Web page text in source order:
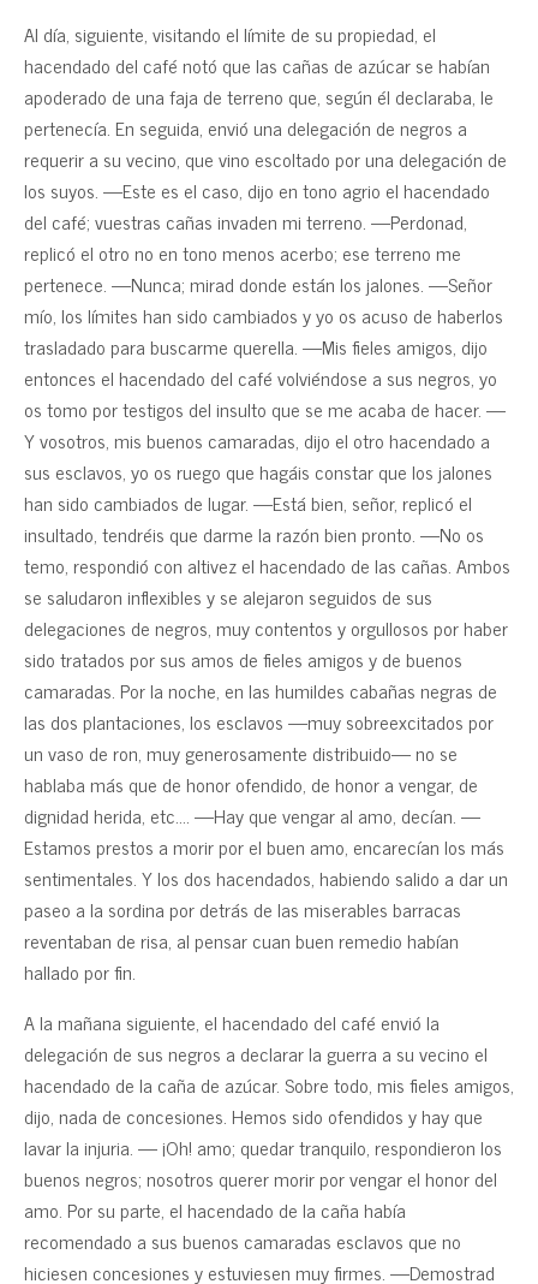
Al día, siguiente, visitando el límite de su propiedad, el
hacendado del café notó que las cañas de azúcar se habían
apoderado de una faja de terreno que, según él declaraba, le
pertenecía. En seguida, envió una delegación de negros a
requerir a su vecino, que vino escoltado por una delegación de
los suyos. —Este es el caso, dijo en tono agrio el hacendado
del café; vuestras cañas invaden mi terreno. —Perdonad,
replicó el otro no en tono menos acerbo; ese terreno me
pertenece. —Nunca; mirad donde están los jalones. —Señor
mío, los límites han sido cambiados y yo os acuso de haberlos
trasladado para buscarme querella. —Mis fieles amigos, dijo
entonces el hacendado del café volviéndose a sus negros, yo
os tomo por testigos del insulto que se me acaba de hacer. —
Y vosotros, mis buenos camaradas, dijo el otro hacendado a
sus esclavos, yo os ruego que hagáis constar que los jalones
han sido cambiados de lugar. —Está bien, señor, replicó el
insultado, tendréis que darme la razón bien pronto. —No os
temo, respondió con altivez el hacendado de las cañas. Ambos
se saludaron inflexibles y se alejaron seguidos de sus
delegaciones de negros, muy contentos y orgullosos por haber
sido tratados por sus amos de fieles amigos y de buenos
camaradas. Por la noche, en las humildes cabañas negras de
las dos plantaciones, los esclavos —muy sobreexcitados por
un vaso de ron, muy generosamente distribuido— no se
hablaba más que de honor ofendido, de honor a vengar, de
dignidad herida, etc…. —Hay que vengar al amo, decían. —
Estamos prestos a morir por el buen amo, encarecían los más
sentimentales. Y los dos hacendados, habiendo salido a dar un
paseo a la sordina por detrás de las miserables barracas
reventaban de risa, al pensar cuan buen remedio habían
hallado por fin.
A la mañana siguiente, el hacendado del café envió la
delegación de sus negros a declarar la guerra a su vecino el
hacendado de la caña de azúcar. Sobre todo, mis fieles amigos,
dijo, nada de concesiones. Hemos sido ofendidos y hay que
lavar la injuria. — ¡Oh! amo; quedar tranquilo, respondieron los
buenos negros; nosotros querer morir por vengar el honor del
amo. Por su parte, el hacendado de la caña había
recomendado a sus buenos camaradas esclavos que no
hiciesen concesiones y estuviesen muy firmes. —Demostrad